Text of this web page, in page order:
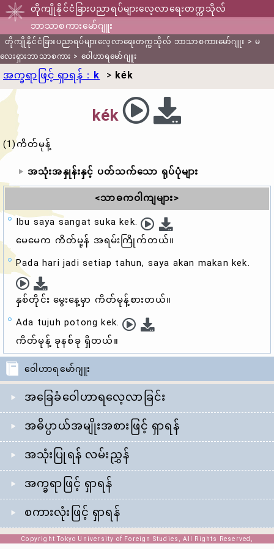
တိုကျိုနိုင်ငံခြားပညာရပ်များလေ့လာရေးတက္ကသိုလ်
ဘာသာစကားမော်ဂျူး
တိုကျိုနိုင်ငံခြားပညာရပ်များလေ့လာရေးတက္ကသိုလ် ဘာသာစကားမော်ဂျူး >မ
လေးရှားဘာသာစကား > ဝေါဟာရမော်ဂျူး
ဝေါဟာရမော်ဂျူး
အခြေခံဝေါဟာရလေ့လာခြင်း
အဓိပ္ပာယ်အမျိုးအစားဖြင့် ရှာရန်
အသုံးပြုရန် လမ်းညွှန်
အက္ခရာဖြင့် ရှာရန်
စကားလုံးဖြင့် ရှာရန်
အက္ခရာဖြင့် ရှာရန်： k > kék
kék
(1)ကိတ်မုန့်
အသုံးအနှုန်းနှင့် ပတ်သက်သော ရုပ်ပုံများ
<သာဓကဝါကျများ>
Ibu saya sangat suka kek.
မေမေက ကိတ်မု့န် အရမ်းကြိုက်တယ်။
Pada hari jadi setiap tahun, saya akan makan kek.
နှစ်တိုင်း မွေးနေ့မှာ ကိတ်မုန့်စားတယ်။
Ada tujuh potong kek.
ကိတ်မုန့် ခုနစ်ခု ရှိတယ်။
Copyright Tokyo University of Foreign Studies, All Rights Reserved,